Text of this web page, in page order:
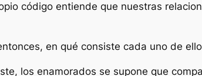
código entiende que nuestras
en qué consiste cada uno de
los enamorados se supone que